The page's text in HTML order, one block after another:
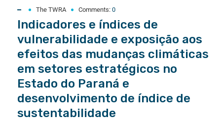
The TWRA Comments: 0
Indicadores e índices de
vulnerabilidade e exposição aos
efeitos das mudanças climáticas
em setores estratégicos no
Estado do Paraná e
desenvolvimento de índice de
sustentabilidade